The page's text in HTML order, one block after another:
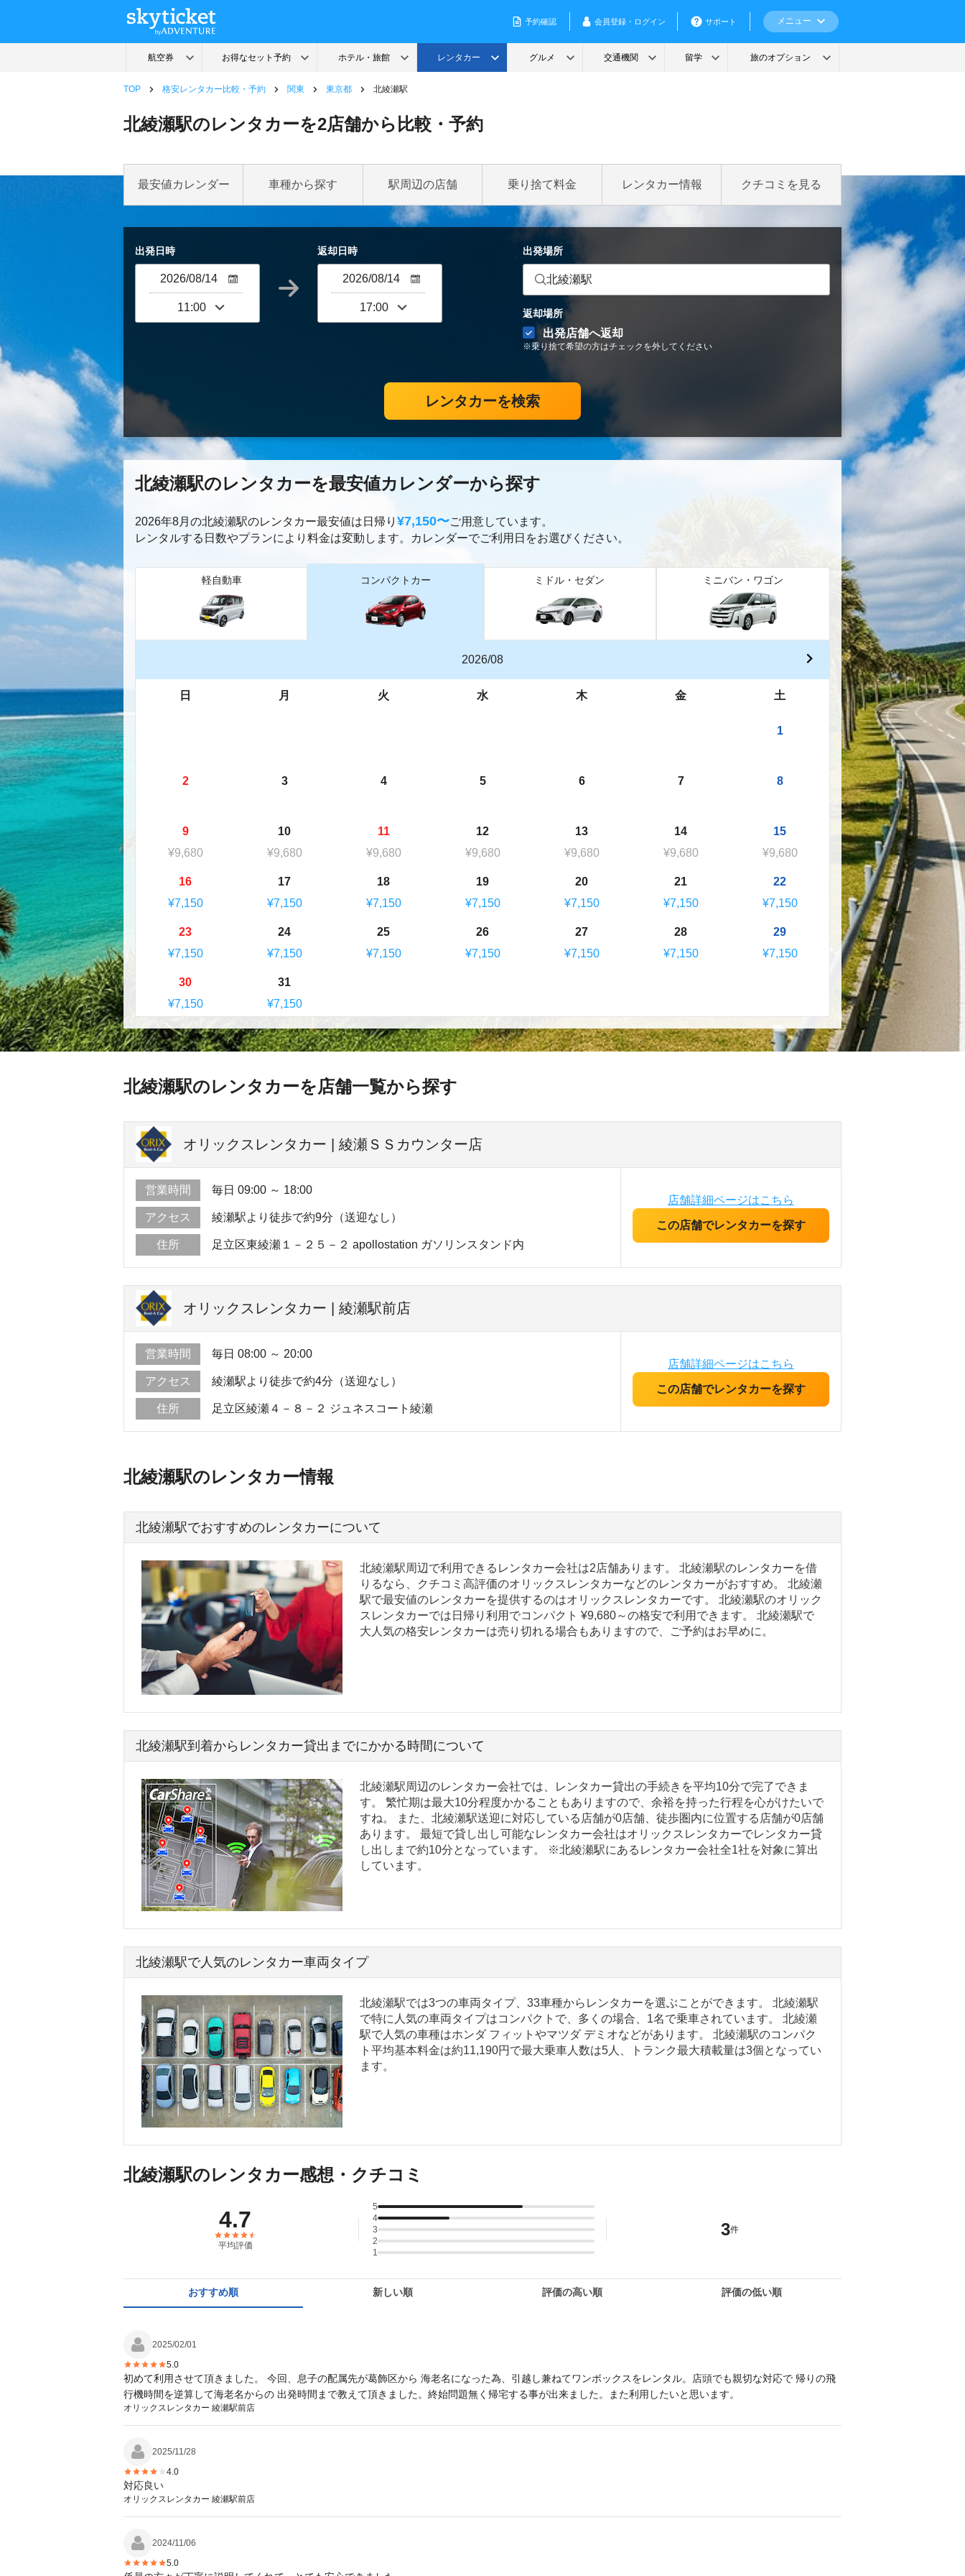
TOP 格安レンタカー比較・予約 関東 東京都 北綾瀬駅
北綾瀬駅のレンタカーを2店舗から比較・予約
最安値カレンダー 車種から探す 駅周辺の店舗 乗り捨て料金 レンタカー情報 クチコミを見る
出発日時 返却日時 出発場所
北綾瀬駅
返却場所
出発店舗へ返却
※乗り捨て希望の方はチェックを外してください
レンタカーを検索
北綾瀬駅のレンタカーを最安値カレンダーから探す
2026年8月の北綾瀬駅のレンタカー最安値は日帰り ¥7,150〜ご用意しています。
レンタルする日数やプランにより料金は変動します。カレンダーでご利用日をお選びください。
軽自動車 コンパクトカー ミドル・セダン ミニバン・ワゴン
2026/08
日 月 火 水 木 金 土
1
2 3 4 5 6 7 8
9
¥9,680
10
¥9,680
11
¥9,680
12
¥9,680
13
¥9,680
14
¥9,680
15
¥9,680
16
¥7,150
17
¥7,150
18
¥7,150
19
¥7,150
20
¥7,150
21
¥7,150
22
¥7,150
23
¥7,150
24
¥7,150
25
¥7,150
26
¥7,150
27
¥7,150
28
¥7,150
29
¥7,150
30
¥7,150
31
¥7,150
北綾瀬駅のレンタカーを店舗一覧から探す
オリックスレンタカー | 綾瀬ＳＳカウンター店
営業時間 毎日 09:00 ～ 18:00
アクセス 綾瀬駅より徒歩で約9分（送迎なし）
住所 足立区東綾瀬１－２５－２ apollostation ガソリンスタンド内
店舗詳細ページはこちら
この店舗でレンタカーを探す
オリックスレンタカー | 綾瀬駅前店
営業時間 毎日 08:00 ～ 20:00
アクセス 綾瀬駅より徒歩で約4分（送迎なし）
住所 足立区綾瀬４－８－２ ジュネスコート綾瀬
店舗詳細ページはこちら
この店舗でレンタカーを探す
北綾瀬駅のレンタカー情報
北綾瀬駅でおすすめのレンタカーについて
北綾瀬駅周辺で利用できるレンタカー会社は2店舗あります。 北綾瀬駅のレンタカーを借
りるなら、クチコミ高評価のオリックスレンタカーなどのレンタカーがおすすめ。 北綾瀬
駅で最安値のレンタカーを提供するのはオリックスレンタカーです。 北綾瀬駅のオリック
スレンタカーでは日帰り利用でコンパクト ¥9,680～の格安で利用できます。 北綾瀬駅で
大人気の格安レンタカーは売り切れる場合もありますので、ご予約はお早めに。
北綾瀬駅到着からレンタカー貸出までにかかる時間について
北綾瀬駅周辺のレンタカー会社では、レンタカー貸出の手続きを平均10分で完了できま
す。 繁忙期は最大10分程度かかることもありますので、余裕を持った行程を心がけたいで
すね。 また、北綾瀬駅送迎に対応している店舗が0店舗、徒歩圏内に位置する店舗が0店舗
あります。 最短で貸し出し可能なレンタカー会社はオリックスレンタカーでレンタカー貸
し出しまで約10分となっています。 ※北綾瀬駅にあるレンタカー会社全1社を対象に算出
しています。
北綾瀬駅で人気のレンタカー車両タイプ
北綾瀬駅では3つの車両タイプ、33車種からレンタカーを選ぶことができます。 北綾瀬駅
で特に人気の車両タイプはコンパクトで、多くの場合、1名で乗車されています。 北綾瀬
駅で人気の車種はホンダ フィットやマツダ デミオなどがあります。 北綾瀬駅のコンパク
ト平均基本料金は約11,190円で最大乗車人数は5人、トランク最大積載量は3個となってい
ます。
北綾瀬駅のレンタカー感想・クチコミ
4.7
平均評価
5
4
3
2
1
3件
おすすめ順 新しい順 評価の高い順 評価の低い順
2025/02/01
5.0
初めて利用させて頂きました。 今回、息子の配属先が葛飾区から 海老名になった為、引越し兼ねてワンボックスをレンタル。店頭でも親切な対応で 帰りの飛
行機時間を逆算して海老名からの 出発時間まで教えて頂きました。終始問題無く帰宅する事が出来ました。また利用したいと思います。
オリックスレンタカー 綾瀬駅前店
2025/11/28
4.0
対応良い
オリックスレンタカー 綾瀬駅前店
2024/11/06
5.0